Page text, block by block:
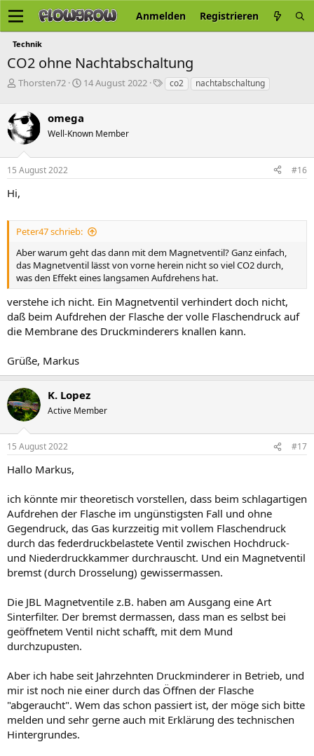
Anmelden Registrieren
Technik
CO2 ohne Nachtabschaltung
E
t
e
l
e
r
Thorsten72
E
t
e
l
a
14 August 2022
S
w
r
co2 nachtabschaltung
omega
Well-Known Member
15 August 2022 #16
Hi,
Peter47 schrieb:
Aber warum geht das dann mit dem Magnetventil? Ganz einfach,
das Magnetventil lässt von vorne herein nicht so viel CO2 durch,
was den Effekt eines langsamen Aufdrehens hat.
verstehe ich nicht. Ein Magnetventil verhindert doch nicht,
daß beim Aufdrehen der Flasche der volle Flaschendruck auf
die Membrane des Druckminderers knallen kann.
Grüße, Markus
K. Lopez
Active Member
15 August 2022 #17
Hallo Markus,
ich könnte mir theoretisch vorstellen, dass beim schlagartigen
Aufdrehen der Flasche im ungünstigsten Fall und ohne
Gegendruck, das Gas kurzzeitig mit vollem Flaschendruck
durch das federdruckbelastete Ventil zwischen Hochdruck-
und Niederdruckkammer durchrauscht. Und ein Magnetventil
bremst (durch Drosselung) gewissermassen.
Die JBL Magnetventile z.B. haben am Ausgang eine Art
Sinterfilter. Der bremst dermassen, dass man es selbst bei
geöffnetem Ventil nicht schafft, mit dem Mund
durchzupusten.
Aber ich habe seit Jahrzehnten Druckminderer in Betrieb, und
mir ist noch nie einer durch das Öffnen der Flasche
"abgeraucht". Wem das schon passiert ist, der möge sich bitte
melden und sehr gerne auch mit Erklärung des technischen
Hintergrundes.